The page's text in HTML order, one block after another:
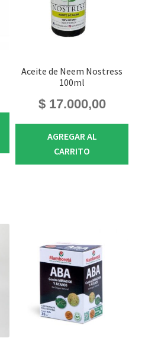
Aceite de Neem Nostress
100ml
$17.000,00
AGREGAR AL
CARRITO